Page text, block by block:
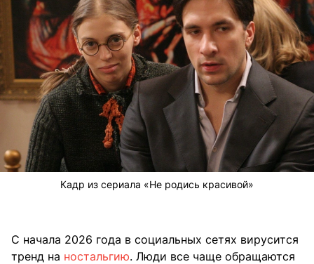
Кадр из сериала «Не родись красивой»
С начала 2026 года в социальных сетях вирусится
тренд на ностальгию. Люди все чаще обращаются